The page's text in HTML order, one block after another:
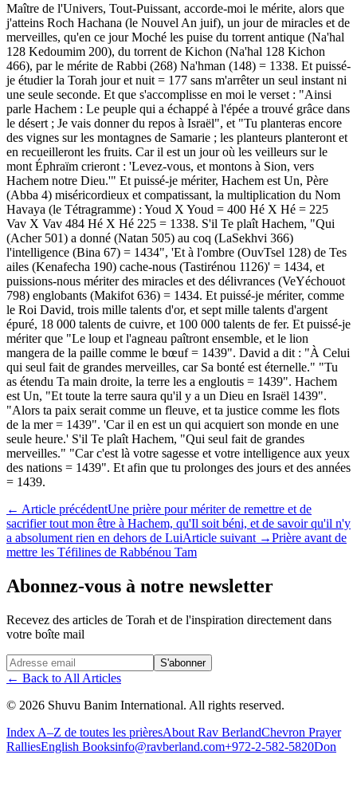
Maître de l'Univers, Tout-Puissant, accorde-moi le mérite, alors que
j'atteins Roch Hachana (le Nouvel An juif), un jour de miracles et de
merveilles, qu'en ce jour Moché les puise du torrent antique (Na'hal
128 Kedoumim 200), du torrent de Kichon (Na'hal 128 Kichon
466), par le mérite de Rabbi (268) Na'hman (148) = 1338. Et puissé-
je étudier la Torah jour et nuit = 177 sans m'arrêter un seul instant ni
une seule seconde. Et que s'accomplisse en moi le verset : "Ainsi
parle Hachem : Le peuple qui a échappé à l'épée a trouvé grâce dans
le désert ; Je vais donner du repos à Israël", et "Tu planteras encore
des vignes sur les montagnes de Samarie ; les planteurs planteront et
en recueilleront les fruits. Car il est un jour où les veilleurs sur le
mont Éphraïm crieront : 'Levez-vous, et montons à Sion, vers
Hachem notre Dieu.'" Et puissé-je mériter, Hachem est Un, Père
(Abba 4) miséricordieux et compatissant, la multiplication du Nom
Havaya (le Tétragramme) : Youd X Youd = 400 Hé X Hé = 225
Vav X Vav 484 Hé X Hé 225 = 1338. S'il Te plaît Hachem, "Qui
(Acher 501) a donné (Natan 505) au coq (LaSekhvi 366)
l'intelligence (Bina 67) = 1434", 'Et à l'ombre (OuvTsel 128) de Tes
ailes (Kenafecha 190) cache-nous (Tastirénou 1126)' = 1434, et
puissions-nous mériter des miracles et des délivrances (VeYéchouot
798) englobants (Makifot 636) = 1434. Et puissé-je mériter, comme
le Roi David, trois mille talents d'or, et sept mille talents d'argent
épuré, 18 000 talents de cuivre, et 100 000 talents de fer. Et puissé-je
mériter que "Le loup et l'agneau paîtront ensemble, et le lion
mangera de la paille comme le bœuf = 1439". David a dit : "À Celui
qui seul fait de grandes merveilles, car Sa bonté est éternelle." "Tu
as étendu Ta main droite, la terre les a engloutis = 1439". Hachem
est Un, "Et toute la terre saura qu'il y a un Dieu en Israël 1439".
"Alors ta paix serait comme un fleuve, et ta justice comme les flots
de la mer = 1439". 'Car il en est un qui acquiert son monde en une
seule heure.' S'il Te plaît Hachem, "Qui seul fait de grandes
merveilles." "Car c'est là votre sagesse et votre intelligence aux yeux
des nations = 1439". Et afin que tu prolonges des jours et des années
= 1439.
← Article précédentUne prière pour mériter de remettre et de
sacrifier tout mon être à Hachem, qu'Il soit béni, et de savoir qu'il n'y
a absolument rien en dehors de LuiArticle suivant →Prière avant de
mettre les Téfilines de Rabbénou Tam
Abonnez-vous à notre newsletter
Recevez des articles de Torah et de l'inspiration directement dans
votre boîte mail
Website (leave blank) S'abonner
← Back to All Articles
© 2026 Shuvu Banim International. All rights reserved.
Index A–Z de toutes les prièresAbout Rav BerlandChevron Prayer
RalliesEnglish Booksinfo@ravberland.com+972-2-582-5820Don